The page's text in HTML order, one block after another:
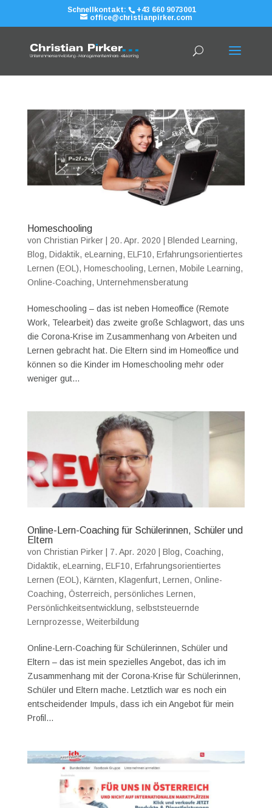
Schnellkontakt:
+43 660 9073001
office@christianpirker.com
Homeschooling
von Christian Pirker| 20. Apr. 2020 Blended Learning,
Blog, Didaktik, eLearning, ELF10, Erfahrungsorientiertes
Lernen (EOL), Homeschooling, Lernen, Mobile Learning,
Online-Coaching, Unternehmensberatung
Homeschooling – das ist neben Homeoffice (Remote
Work, Telearbeit) das zweite große Schlagwort, das uns
die Corona-Krise im Zusammenhang von Arbeiten und
Lernen gebracht hat. Die Eltern sind im Homeoffice und
können so die Kinder im Homeschooling mehr oder
weniger gut...
Online-Lern-Coaching für Schülerinnen, Schüler und
Eltern
von Christian Pirker| 7. Apr. 2020 | Blog, Coaching,
Didaktik, eLearning, ELF10, Erfahrungsorientiertes
Lernen (EOL), Kärnten, Klagenfurt, Lernen, Online-
Coaching, Österreich, persönliches Lernen,
Persönlichkeitsentwicklung, selbststeuernde
Lernprozesse, Weiterbildung
Online-Lern-Coaching für Schülerinnen, Schüler und
Eltern – das ist mein spezielles Angebot, das ich im
Zusammenhang mit der Corona-Krise für Schülerinnen,
Schüler und Eltern mache. Letztlich war es noch ein
entscheidender Impuls, dass ich ein Angebot für mein
Profil...